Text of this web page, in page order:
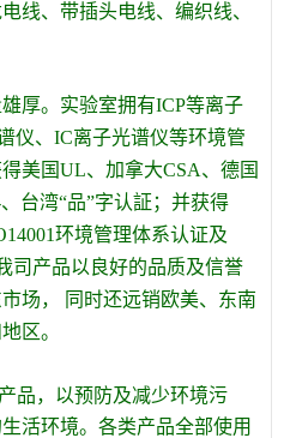
线、带插头电线、编织线、
厚。实验室拥有ICP等离子
仪、IC离子光谱仪等环境管
美国UL、加拿大CSA、德国
台湾“品”字认証；并获得
环境管理体系认证及
司产品以良好的品质及信誉
场， 同时还远销欧美、东南
区。
品，以预防及减少环境污
活环境。各类产品全部使用